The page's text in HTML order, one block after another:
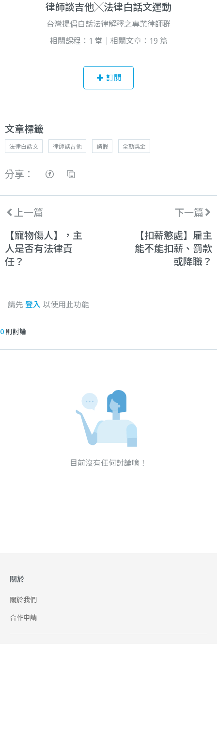
律師談吉他╳法律白話文運動
台灣提倡白話法律解釋之專業律師群
相關課程：1 堂｜相關文章：19 篇
訂閱
文章標籤
法律白話文 律師談吉他 請假 全勤獎金
分享：
上一篇
【寵物傷人】，主
人是否有法律責
任？
下一篇
【扣薪懲處】雇主
能不能扣薪、罰款
或降職？
請先 登入 以使用此功能
0 則討論
目前沒有任何討論唷！
關於
關於我們
合作申請